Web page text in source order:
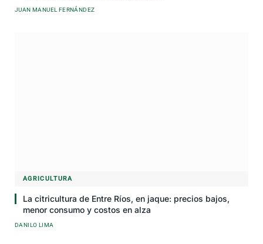
JUAN MANUEL FERNÁNDEZ
AGRICULTURA
La citricultura de Entre Ríos, en jaque: precios bajos,
menor consumo y costos en alza
DANILO LIMA